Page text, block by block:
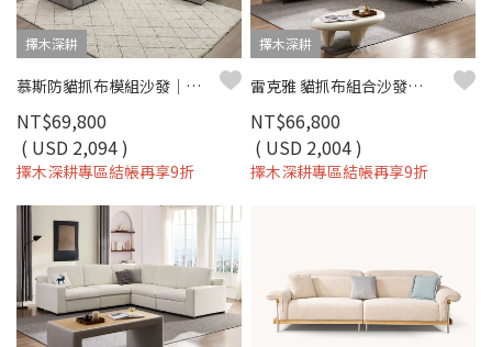
擇木深耕
慕斯防貓抓布模組沙發｜寵物家庭首選 × 可客製尺寸 – 擇木深耕
NT$69,800
( USD 2,094 )
擇木深耕專區結帳再享9折
擇木深耕
雷克雅 貓抓布組合沙發（二色）｜模組設計 × SGS 檢驗 × 耐磨防潑水 – 擇木深耕
NT$66,800
( USD 2,004 )
擇木深耕專區結帳再享9折